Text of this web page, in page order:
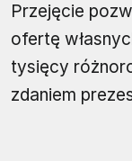
Przejęcie
ofertę
tysięcy
zdaniem